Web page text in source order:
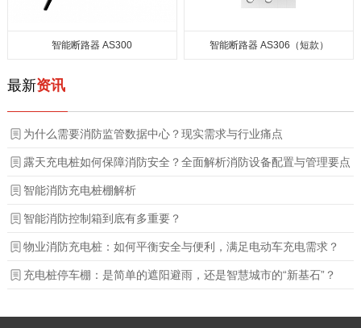
智能断路器 AS300 智能断路器 AS306（短款）
最新资讯
为什么需要消防监管数据中心？现实需求与行业痛点
露天充电桩如何保障消防安全？全面解析消防设备配置与管理要点
智能消防充电桩棚解析
智能消防控制箱到底有多重要？
物业消防充电桩：如何平衡安全与便利，满足电动车充电需求？
充电桩停车棚：是简单的遮阳避雨，还是智慧城市的“新基石”？